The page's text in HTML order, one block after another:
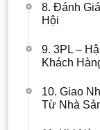
8. Đánh
Hội
9. 3PL –
Khách
10. Giao
Từ Nhà